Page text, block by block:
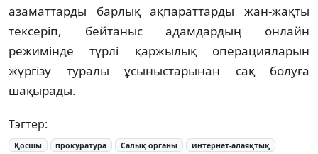
азаматтарды барлық ақпараттарды жан-жақты
тексеріп, бейтаныс адамдардың онлайн
режимінде түрлі қаржылық операцияларын
жүргізу туралы ұсыныстарынан сақ болуға
шақырады.
Тэгтер:
Қосшы прокуратура Салық органы интернет-алаяқтық